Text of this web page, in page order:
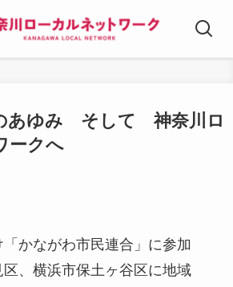
あゆみ そして 神奈川ロ
ークへ
かながわ市民連合」に参加
区、横浜市保土ヶ谷区に地域